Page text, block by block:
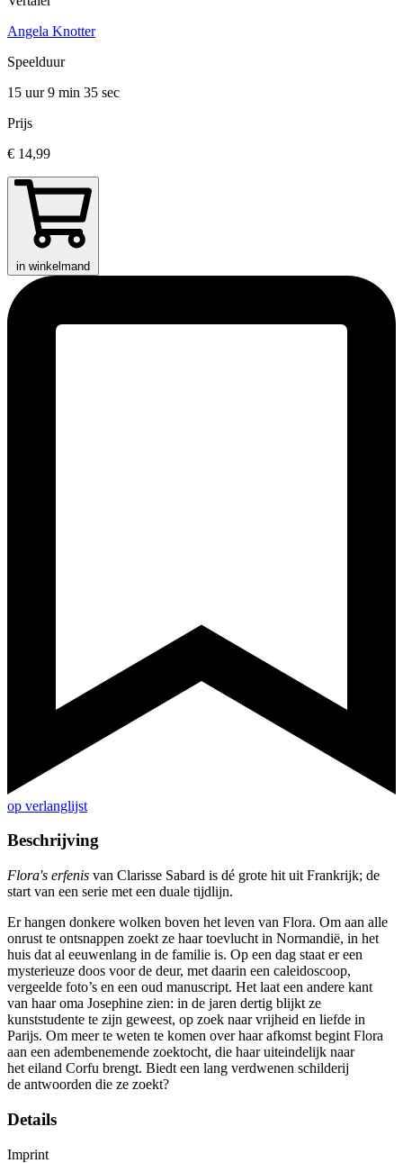
Angela Knotter
Speelduur
15 uur 9 min 35 sec
Prijs
€ 14,99
in winkelmand
op verlanglijst
Beschrijving
Flora's erfenis van Clarisse Sabard is dé grote hit uit Frankrijk; de
start van een serie met een duale tijdlijn.
Er hangen donkere wolken boven het leven van Flora. Om aan alle
onrust te ontsnappen zoekt ze haar toevlucht in Normandië, in het
huis dat al eeuwenlang in de familie is. Op een dag staat er een
mysterieuze doos voor de deur, met daarin een caleidoscoop,
vergeelde foto’s en een oud manuscript. Het laat een andere kant
van haar oma Josephine zien: in de jaren dertig blijkt ze
kunststudente te zijn geweest, op zoek naar vrijheid en liefde in
Parijs. Om meer te weten te komen over haar afkomst begint Flora
aan een adembenemende zoektocht, die haar uiteindelijk naar
het eiland Corfu brengt. Biedt een lang verdwenen schilderij
de antwoorden die ze zoekt?
Details
Imprint